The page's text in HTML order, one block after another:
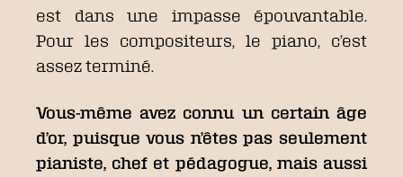
est dans une impasse épouvantable.
Pour les compositeurs, le piano, c’est
assez terminé.
Vous-même avez connu un certain âge
d’or, puisque vous n’êtes pas seulement
pianiste, chef et pédagogue, mais aussi